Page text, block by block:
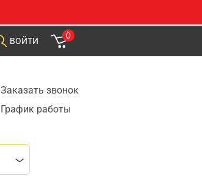
ВОЙТИ
0
Заказать звонок
График работы